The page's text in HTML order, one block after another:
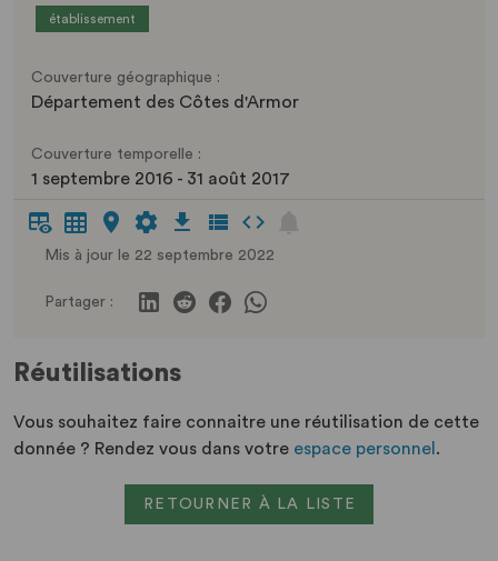
établissement
Couverture géographique :
Département des Côtes d'Armor
Couverture temporelle :
1 septembre 2016 - 31 août 2017
Mis à jour le 22 septembre 2022
Partager :
Réutilisations
Vous souhaitez faire connaitre une réutilisation de cette
donnée ? Rendez vous dans votre espace personnel .
RETOURNER À LA LISTE